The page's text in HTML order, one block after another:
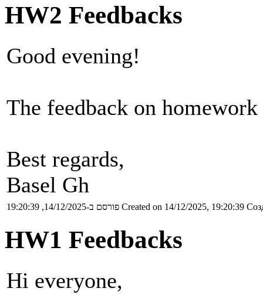
HW2 Feedbacks
Good evening!
The feedback on
Best regards,
Basel Gh
פורסם ב-14/12/2025, 19:20:39 Created on 14/12/2025, 19:20:39
HW1 Feedbacks
Hi everyone,